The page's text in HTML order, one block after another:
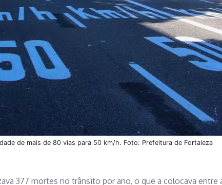
de mais de 80 vias para 50 km/h. Foto: Prefeitura de Fortaleza
377 mortes no trânsito por ano, o que a colocava entre